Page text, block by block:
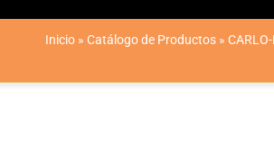
Inicio » Catálogo de Productos »